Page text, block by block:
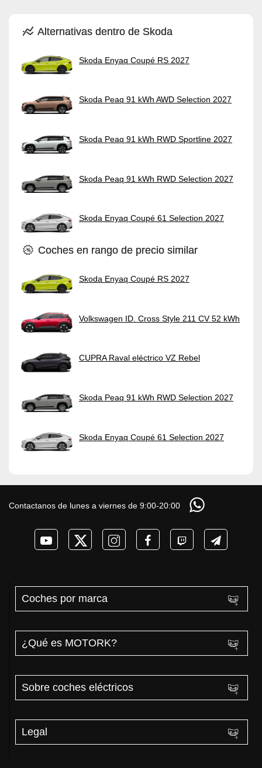
Alternativas dentro de Skoda
Skoda Enyaq Coupé RS 2027
Skoda Peaq 91 kWh AWD Selection 2027
Skoda Peaq 91 kWh RWD Sportline 2027
Skoda Peaq 91 kWh RWD Selection 2027
Skoda Enyaq Coupé 61 Selection 2027
Coches en rango de precio similar
Skoda Enyaq Coupé RS 2027
Volkswagen ID. Cross Style 211 CV 52 kWh
CUPRA Raval eléctrico VZ Rebel
Skoda Peaq 91 kWh RWD Selection 2027
Skoda Enyaq Coupé 61 Selection 2027
Contactanos de lunes a viernes de 9:00-20:00
Coches por marca
¿Qué es MOTORK?
Sobre coches eléctricos
Legal